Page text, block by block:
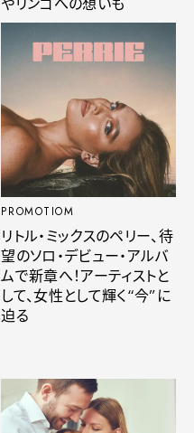
PROMOTIOM
リトル・ミックスのペリー、待
望のソロ・デビュー・アルバ
ムで新章へ！アーティストと
して、女性として輝く“今”に
迫る